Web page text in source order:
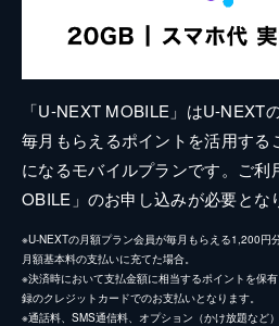
「U-NEXT MOBILE」はU-NEXT
毎月もらえるポイントを活用する
になるモバイルプランです。ご
OBILE」のお申し込みが必要とな
※U-NEXTの月額プラン会員が毎月もらえる1,200円
月額基本料の支払いに充てた場合。
※決済時において支払金額に相当するポイントを保
録のクレジットカードでのお支払いとなります。
※通話料、SMS通信料、オプション（かけ放題など